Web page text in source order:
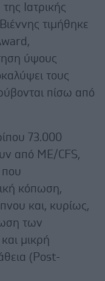
Ιατρικής
τιμήθηκε
ύψους
τους
πίσω από
73.000
από ME/CFS,
κόπωση,
και, κυρίως,
των
μικρή
(Post-